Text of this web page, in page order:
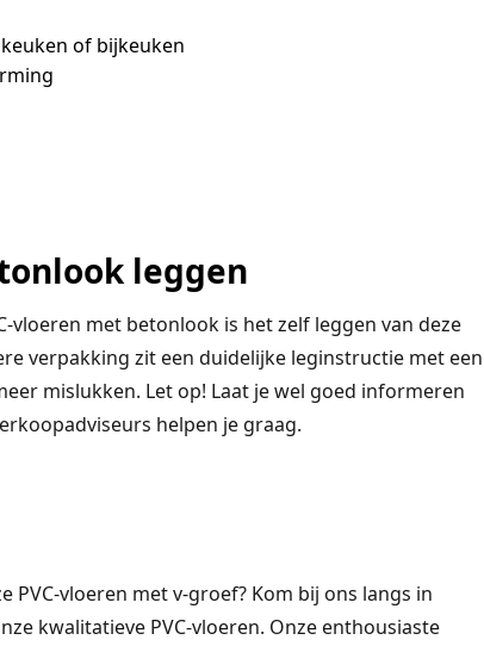
of bijkeuken
leggen
vloeren met betonlook is het zelf leggen van deze
verpakking zit een duidelijke leginstructie met een
mislukken. Let op! Laat je wel goed informeren
helpen je graag.
vloeren met v-groef? Kom bij ons langs in
kwalitatieve PVC-vloeren. Onze enthousiaste